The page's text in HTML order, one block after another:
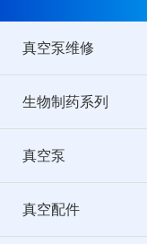
真空泵维修
生物制药系列
真空泵
真空配件